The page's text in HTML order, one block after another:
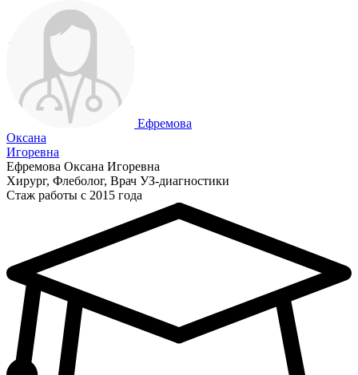
Ефремова
Оксана
Игоревна
Ефремова Оксана Игоревна
Хирург, Флеболог, Врач УЗ-диагностики
Стаж работы с 2015 года